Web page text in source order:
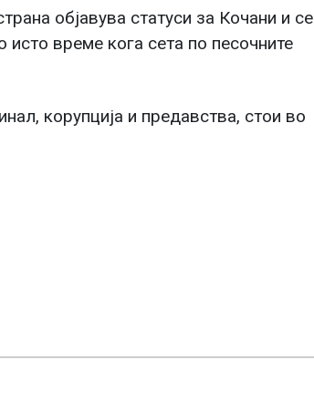
објавува статуси за Кочани и се
време кога сета по песочните
корупција и предавства, стои во